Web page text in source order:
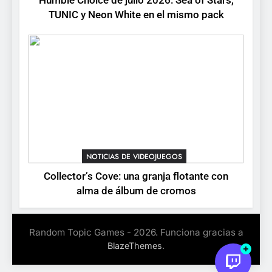
Onimusha: Way of the Sword
ya tiene fecha: Capcom
lanza demo gratuita y abre
TUNIC y Neon White en el mismo pack
NOTICIAS DE VIDEOJUEGOS
Collector’s Cove: una granja flotante con
alma de álbum de cromos
Random Topic Games - 2026. Funciona gracias a
BlazeThemes.